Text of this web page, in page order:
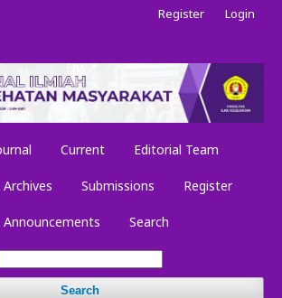
Current Editorial Team
Archives Submissions Register
Announcements Search
Search
Register Login